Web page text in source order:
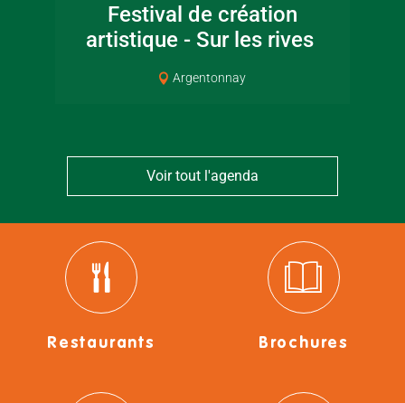
Festival de création
artistique - Sur les rives
Argentonnay
Voir tout l'agenda
Restaurants Brochures